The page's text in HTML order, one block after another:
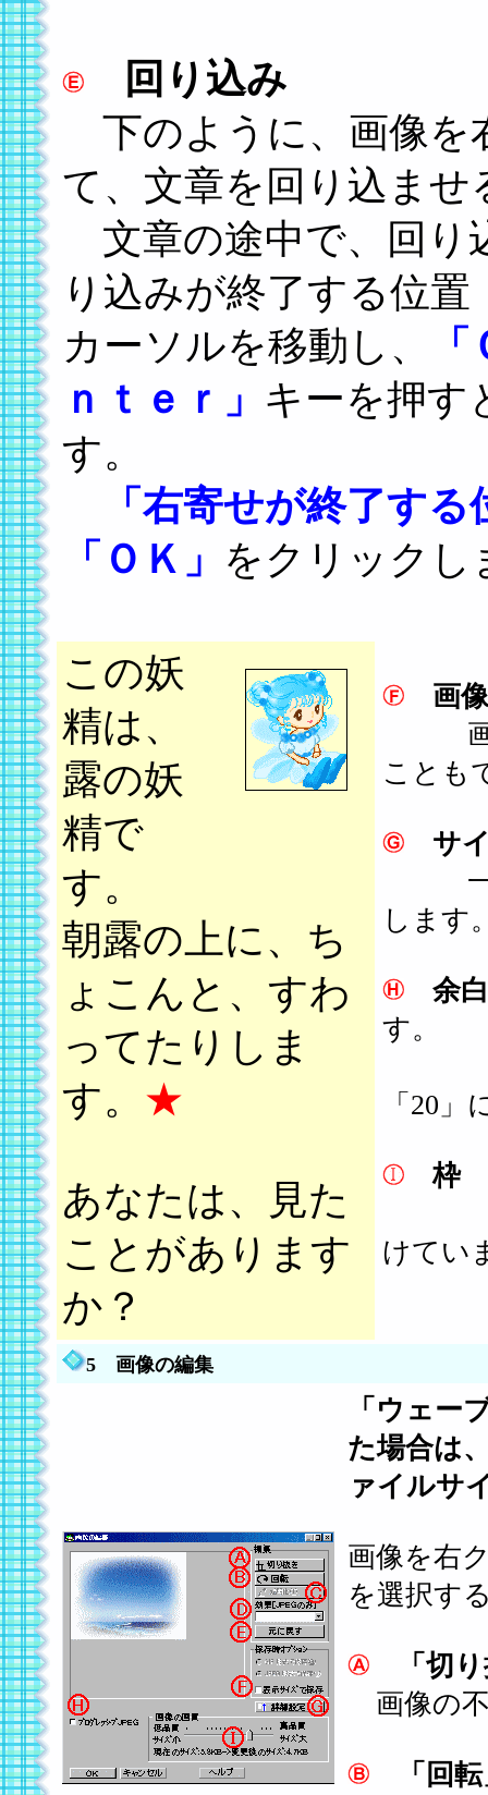
回り込み
下のように、画像を
て、文章を回り込ま
文章の途中で、回り
り込みが終了する位
カーソルを移動し、
ｎｔｅｒ」 キーを押す
す。
「右寄せが終了す
「ＯＫ」 をクリックし
この妖
精は、
露の妖
精で
す。
朝露の上に、ち
ょこんと、すわ
ってたりしま
す。 ★
あなたは、見た
ことがあります
か？
画
画像
ことも
サ
一度
します
余白
す。
「20
枠
けてい
5 画像の編集
「ウェ
た場合は
ァイルサ
画像を右
を選択す
「切
画像の
「回